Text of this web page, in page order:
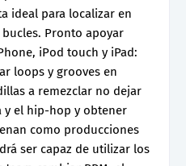
ideal para localizar en
Pronto apoyar
iPod touch y iPad:
loops y grooves en
a remezclar no dejar
y el hip-hop y obtener
como producciones
ser capaz de utilizar los